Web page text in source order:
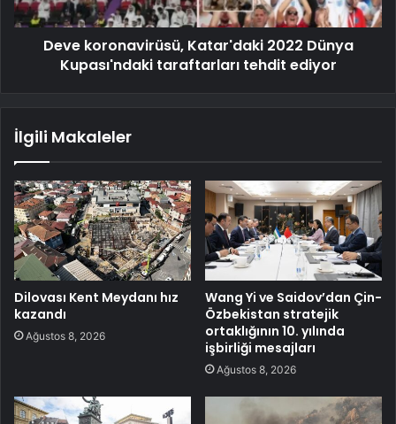
Deve koronavirüsü, Katar'daki 2022 Dünya
Kupası'ndaki taraftarları tehdit ediyor
İlgili Makaleler
Dilovası Kent Meydanı hız
kazandı
Ağustos 8, 2026
Wang Yi ve Saidov’dan Çin-
Özbekistan stratejik
ortaklığının 10. yılında
işbirliği mesajları
Ağustos 8, 2026